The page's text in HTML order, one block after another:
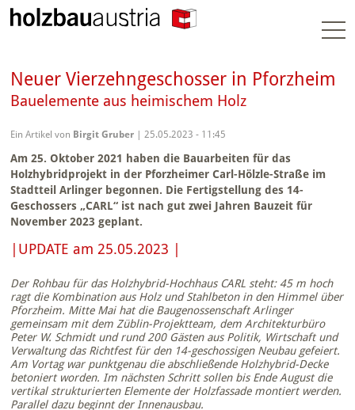
Neuer Vierzehngeschosser in Pforzheim
Bauelemente aus heimischem Holz
Ein Artikel von Birgit Gruber| 25.05.2023 - 11:45
Am 25. Oktober 2021 haben die Bauarbeiten für das
Holzhybridprojekt in der Pforzheimer Carl-Hölzle-Straße im
Stadtteil Arlinger begonnen. Die Fertigstellung des 14-
Geschossers „CARL“ ist nach gut zwei Jahren Bauzeit für
November 2023 geplant.
|UPDATE am 25.05.2023 |
Der Rohbau für das Holzhybrid-Hochhaus CARL steht: 45 m hoch
ragt die Kombination aus Holz und Stahlbeton in den Himmel über
Pforzheim. Mitte Mai hat die Baugenossenschaft Arlinger
gemeinsam mit dem Züblin-Projektteam, dem Architekturbüro
Peter W. Schmidt und rund 200 Gästen aus Politik, Wirtschaft und
Verwaltung das Richtfest für den 14-geschossigen Neubau gefeiert.
Am Vortag war punktgenau die abschließende Holzhybrid-Decke
betoniert worden. Im nächsten Schritt sollen bis Ende August die
vertikal strukturierten Elemente der Holzfassade montiert werden.
Parallel dazu beginnt der Innenausbau.